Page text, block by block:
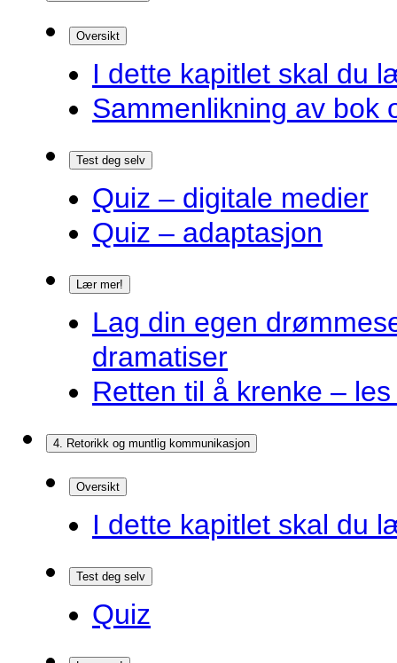
Oversikt
I dette kapitlet skal du
Sammenlikning av bok
Test deg selv
Quiz – digitale medier
Quiz – adaptasjon
Lær mer!
Lag din egen
dramatiser
Retten til å krenke –
4. Retorikk og muntlig kommunikasjon
Oversikt
I dette kapitlet skal du
Test deg selv
Quiz